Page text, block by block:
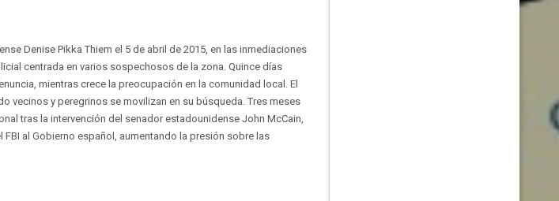
Denise Pikka Thiem el 5 de abril de 2015, en las inmediaciones
centrada en varios sospechosos de la zona. Quince días
mientras crece la preocupación en la comunidad local. El
vecinos y peregrinos se movilizan en su búsqueda. Tres meses
tras la intervención del senador estadounidense John McCain,
al Gobierno español, aumentando la presión sobre las